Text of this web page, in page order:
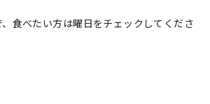
食べたい方は曜日をチェックしてくださ